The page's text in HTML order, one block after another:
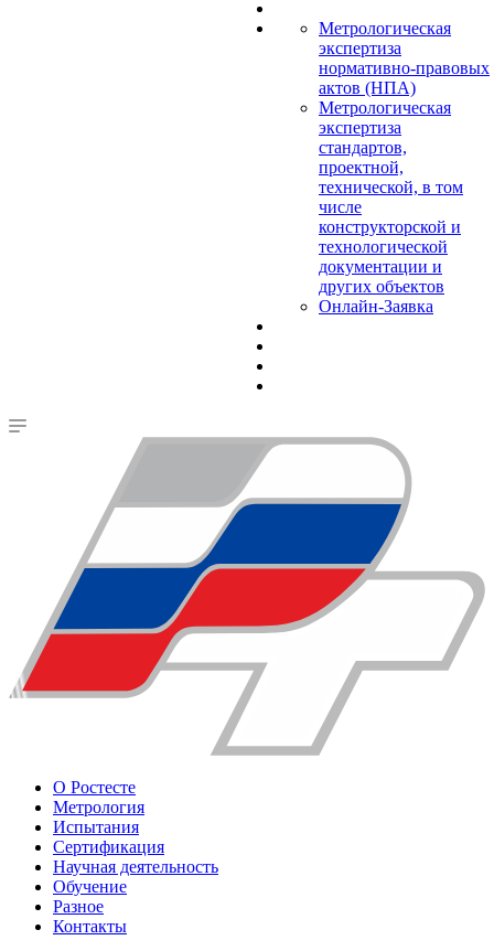
Метрологическая
экспертиза
нормативно-правовых
актов (НПА)
Метрологическая
экспертиза
стандартов,
проектной,
технической, в том
числе
конструкторской и
технологической
документации и
других объектов
Онлайн-Заявка
О Ростесте
Метрология
Испытания
Сертификация
Научная деятельность
Обучение
Разное
Контакты